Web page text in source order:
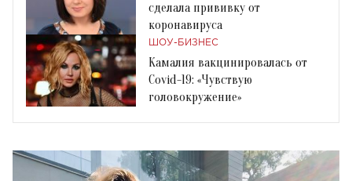
сделала прививку от
коронавируса
ШОУ-БИЗНЕС
Камалия вакцинировалась от
Covid-19: «Чувствую
головокружение»